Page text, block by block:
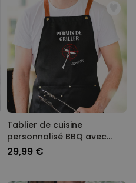
Tablier de cuisine
personnalisé BBQ avec
texte
29,99 €